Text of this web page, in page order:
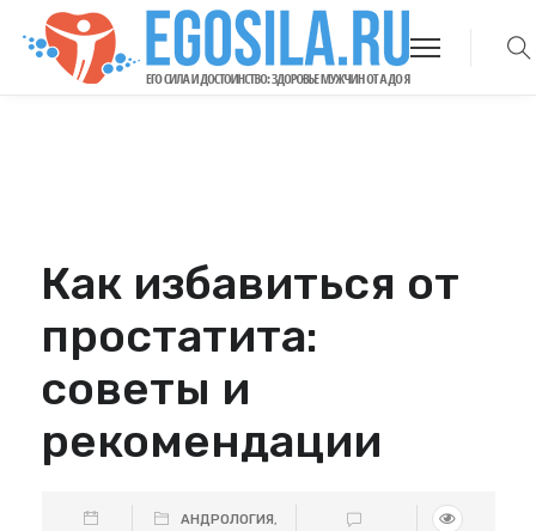
Как избавиться от
простатита:
советы и
рекомендации
АНДРОЛОГИЯ,